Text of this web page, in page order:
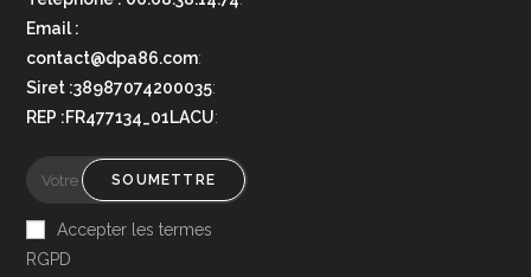
Email :
contact@dpa86.com:
Siret :38987074200035:
REP :FR477134_01LACU:
SOUMETTRE
Accepter les termes
RGPD